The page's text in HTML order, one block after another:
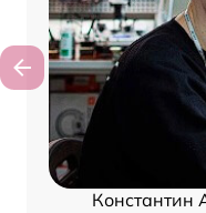
Константин